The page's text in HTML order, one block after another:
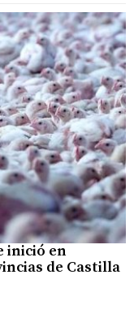
inició en
de Castilla